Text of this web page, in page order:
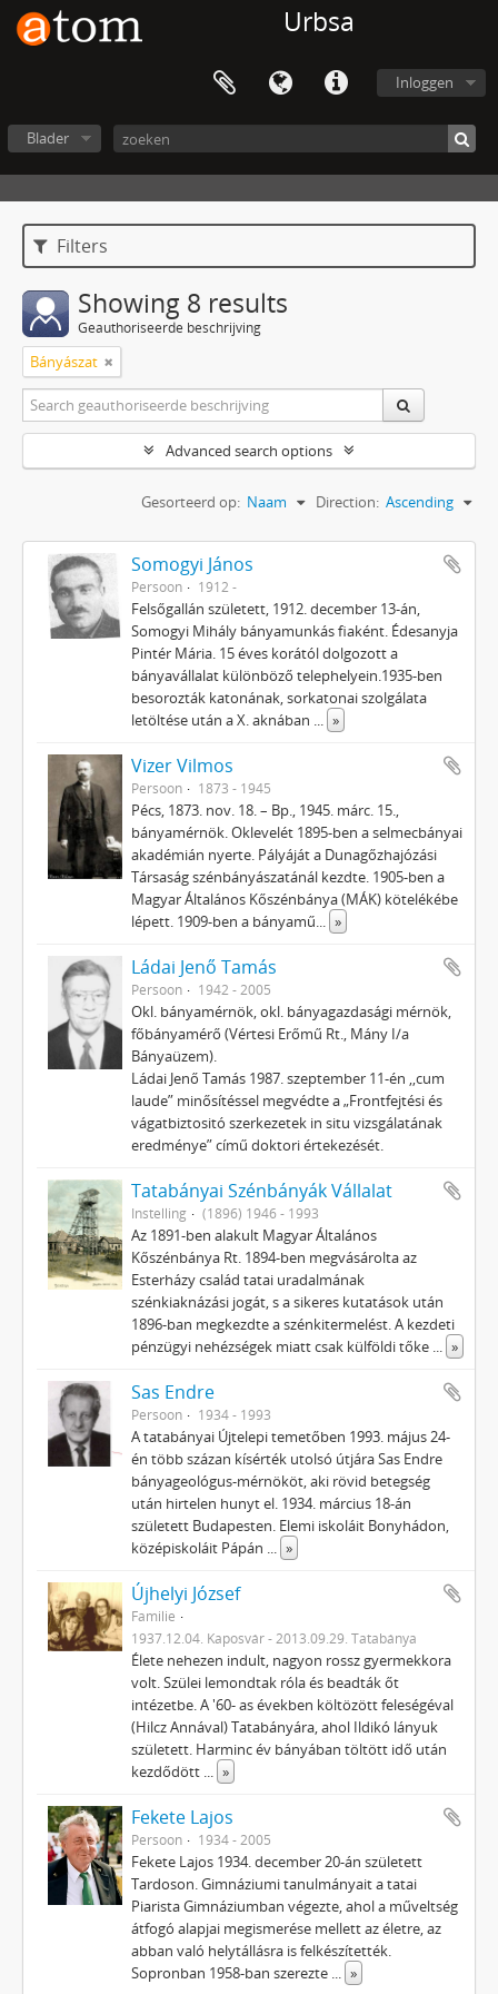
Urbsa
Inloggen
Blader
Filters
Showing 8 results
Geauthoriseerde beschrijving
Bányászat
Advanced search options
Gesorteerd op: Naam Direction: Ascending
Somogyi János
Persoon 1912 -
Felsőgallán született, 1912. december 13-án,
Somogyi Mihály bányamunkás fiaként. Édesanyja
Pintér Mária. 15 éves korától dolgozott a
bányavállalat különböző telephelyein.1935-ben
besorozták katonának, sorkatonai szolgálata
letöltése után a X. aknában ... »
Vizer Vilmos
Persoon 1873 - 1945
Pécs, 1873. nov. 18. – Bp., 1945. márc. 15.,
bányamérnök. Oklevelét 1895-ben a selmecbányai
akadémián nyerte. Pályáját a Dunagőzhajózási
Társaság szénbányászatánál kezdte. 1905-ben a
Magyar Általános Kőszénbánya (MÁK) kötelékébe
lépett. 1909-ben a bányamű... »
Ládai Jenő Tamás
Persoon 1942 - 2005
Okl. bányamérnök, okl. bányagazdasági mérnök,
főbányamérő (Vértesi Erőmű Rt., Mány I/a
Bányaüzem).
Ládai Jenő Tamás 1987. szeptember 11-én ,,cum
laude” minősítéssel megvédte a „Frontfejtési és
vágatbiztositó szerkezetek in situ vizsgálatának
eredménye” című doktori értekezését.
Tatabányai Szénbányák Vállalat
Instelling (1896) 1946 - 1993
Az 1891-ben alakult Magyar Általános
Kőszénbánya Rt. 1894-ben megvásárolta az
Esterházy család tatai uradalmának
szénkiaknázási jogát, s a sikeres kutatások után
1896-ban megkezdte a szénkitermelést. A kezdeti
pénzügyi nehézségek miatt csak külföldi tőke ... »
Sas Endre
Persoon 1934 - 1993
A tatabányai Újtelepi temető­ben 1993. május 24-
én több százan kísérték utolsó útjára Sas Endre
bányageológus-mérnököt, aki rövid betegség
után hir­telen hunyt el. 1934. március 18-án
született Budapesten. Elemi iskoláit Bonyhádon,
középiskoláit Pápán ... »
Újhelyi József
Familie
1937.12.04. Kaposvár - 2013.09.29. Tatabánya
Élete nehezen indult, nagyon rossz gyermekkora
volt. Szülei lemondtak róla és beadták őt
intézetbe. A '60- as években költözött feleségéval
(Hilcz Annával) Tatabányára, ahol Ildikó lányuk
született. Harminc év bányában töltött idő után
kezdődött ... »
Fekete Lajos
Persoon 1934 - 2005
Fekete Lajos 1934. december 20-án született
Tardoson. Gimnáziumi tanulmányait a tatai
Piarista Gimnáziumban végezte, ahol a műveltség
átfogó alapjai megismerése mellett az életre, az
abban való helytállásra is felkészítették.
Sopronban 1958-ban szerezte ... »